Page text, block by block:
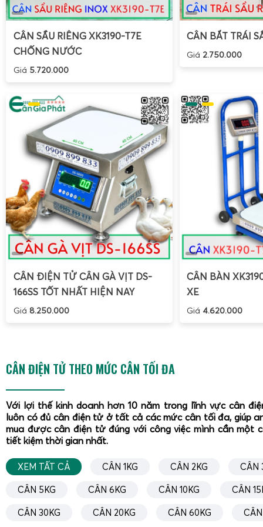
khi không sử dụng.
Việc tuân thủ các bước trên giúp cân hoạt động ổn định,
và kéo dài tuổi thọ thiết bị.
Hướng dẫn hiệu chuẩn cân điện tử 5kg tại nhà
Hiệu chuẩncân điện tử 5kg
dài. Bạn có thể tự thực hiện hiệu chuẩn tại nhà theo các
xác 5kg hoặc gần bằng.
Bật cân và để cân về số 0:
Đảm bảo cân được đặt
CÂN SẦU RIÊNG XK3190-T7E
CHỐNG NƯỚC
Giá 5.720.000
CÂN BẮT TRÁI
Giá 2.750.000
CÂN ĐIỆN TỬ CÂN GÀ VỊT DS-
166SS TỐT NHẤT HIỆN NAY
Giá 8.250.000
CÂN BÀN
XE
Giá 4.620.000
CÂN ĐIỆN TỬ THEO MỨC CÂN TỐI ĐA
Với lợi thế kinh doanh hơn 10 năm trong lĩnh vực cân
luôn có đủ cân điện tử ở tất cả các mức cân tối đa, giúp
mua được cân điện tử đúng với công việc mình cần một
tiết kiệm thời gian nhất.
XEM TẤT CẢ CÂN 1KG CÂN 2KG CÂN
CÂN 5KG CÂN 6KG CÂN 10KG CÂN
CÂN 30KG CÂN 20KG CÂN 60KG